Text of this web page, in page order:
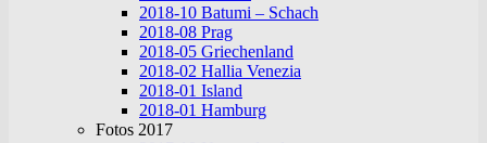
2018-10 Batumi – Schach
2018-08 Prag
2018-05 Griechenland
2018-02 Hallia Venezia
2018-01 Island
2018-01 Hamburg
Fotos 2017